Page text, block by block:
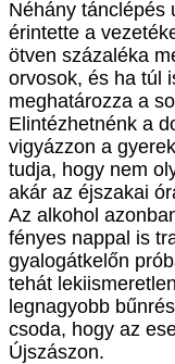
Néhány tánclépés
érintette a
ötven százaléka
orvosok, és ha túl
meghatározza a
Elintézhetnénk a
vigyázzon a
tudja, hogy nem
akár az éjszakai
Az alkohol
fényes nappal is
gyalogátkelőn
tehát
legnagyobb
csoda, hogy az
Újszászon.